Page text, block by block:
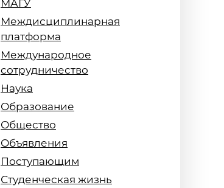
МАГУ
Междисциплинарная
платформа
Международное
сотрудничество
Наука
Образование
Общество
Объявления
Поступающим
Студенческая жизнь